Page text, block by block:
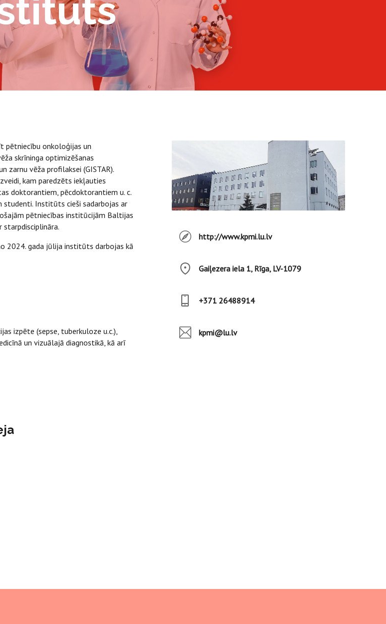
pētniecību onkoloģijas un
skrīninga optimizēšanas
zarnu vēža profilaksei (GISTAR).
kam paredzēts iekļauties
doktorantiem, pēcdoktorantiem u. c.
studenti. Institūts cieši sadarbojas ar
pētniecības institūcijām Baltijas
starpdisciplināra.
2024. gada jūlija institūts darbojas kā
izpēte (sepse, tuberkuloze u.c.),
un vizuālajā diagnostikā, kā arī
http://www.kpmi.lu.lv
Gaiļezera iela 1, Rīga, LV-1079
+371 26488914
kpmi@lu.lv